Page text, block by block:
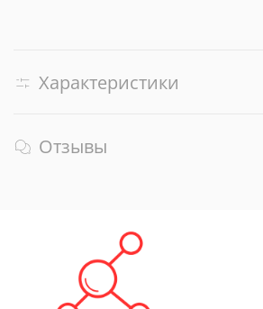
Характеристики
Отзывы